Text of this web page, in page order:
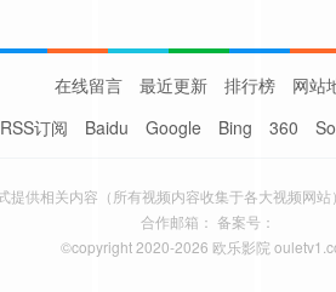
在线留言 最近更新 排行榜
网站
RSS订阅
Baidu Google Bing 360
供相关内容（所有视频内容收集于各大视频网
合作邮箱： 备案号：
©copyright 2020-2026 欧乐影院